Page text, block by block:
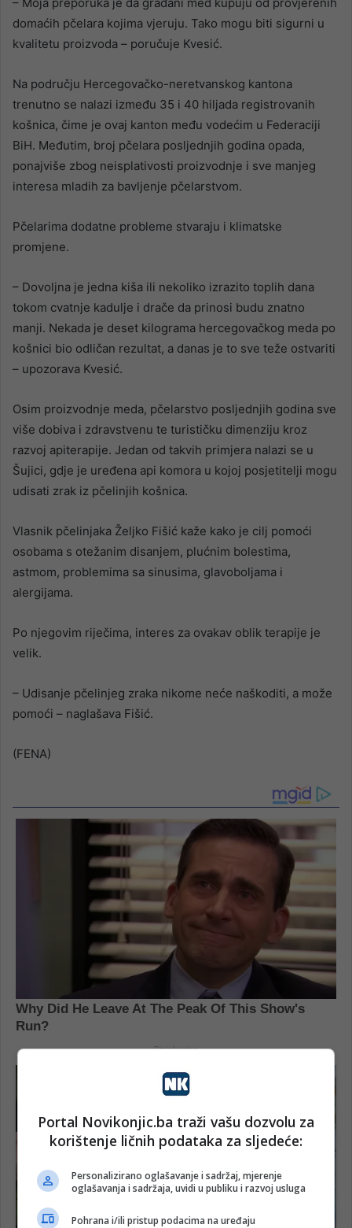
domaćih pčelara kojima vjeruju. Tako mogu biti sigurni u
kvalitetu proizvoda – poručuje Kvesić.
Na području Hercegovačko-neretvanskog kantona
trenutno se nalazi između 35 i 40 hiljada registrovanih
košnica, čime je ovaj kanton među vodećim u Federaciji
BiH. Međutim, broj pčelara posljednjih godina opada,
ponajviše zbog neisplativosti proizvodnje i sve manjeg
interesa mladih za bavljenje pčelarstvom.
Pčelarima dodatne probleme stvaraju i klimatske
promjene.
– Dovoljna je jedna kiša ili nekoliko izrazito toplih dana
tokom cvatnje kadulje i drače da prinosi budu znatno
manji. Nekada je deset kilograma hercegovačkog meda po
košnici bio odličan rezultat, a danas je to sve teže ostvariti
– upozorava Kvesić.
Osim proizvodnje meda, pčelarstvo posljednjih godina sve
više dobiva i zdravstvenu te turističku dimenziju kroz
razvoj apiterapije. Jedan od takvih primjera nalazi se u
Šujici, gdje je uređena api komora u kojoj posjetitelji mogu
udisati zrak iz pčelinjih košnica.
Vlasnik pčelinjaka Željko Fišić kaže kako je cilj pomoći
osobama s otežanim disanjem, plućnim bolestima,
astmom, problemima sa sinusima, glavoboljama i
alergijama.
Po njegovim riječima, interes za ovakav oblik terapije je
velik.
– Udisanje pčelinjeg zraka nikome neće naškoditi, a može
pomoći – naglašava Fišić.
(FENA)
Portal Novikonjic.ba traži vašu dozvolu za
korištenje ličnih podataka za sljedeće:
Personalizirano oglašavanje i sadržaj, mjerenje
oglašavanja i sadržaja, uvidi u publiku i razvoj usluga
Pohrana i/ili pristup podacima na uređaju